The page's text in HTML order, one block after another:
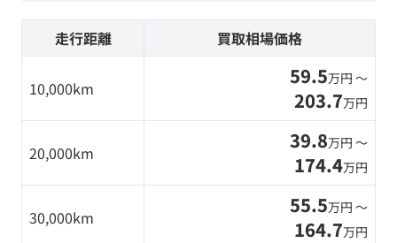
走行距離 買取相場価格
10,000km 59.5万円 〜
203.7万円
20,000km 39.8万円 〜
174.4万円
30,000km 55.5万円 〜
164.7万円